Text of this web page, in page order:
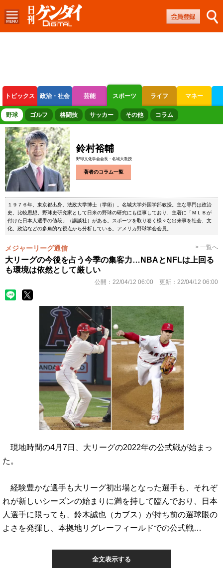
トピックス 政治・社会 芸能 スポーツ ライフ マネー
ボートレース 競輪 オートレース
野球 ゴルフ 格闘技 サッカー その他 コラム
鈴村裕輔
野球文化学会会長・名城大教授
著者のコラム一覧
１９７６年、東京都出身。法政大学博士（学術）。名城大学外国学部教授。主な専門は政治
史、比較思想。野球史研究家として日米の野球の研究にも従事しており、主著に「ＭＬＢが
付けた日本人選手の値段」（講談社）がある。スポーツを取り巻く様々な出来事を社会、文
化、政治などの多角的な視点から分析している。アメリカ野球学会会員。
メジャーリーグ通信 > 一覧へ
大リーグの今後を占う今季の集客力…NBAとNFLは上回る
も環境は依然として厳しい
公開： 22/04/12 06:00 更新： 22/04/12 06:00
現地時間の4月7日、大リーグの2022年の公式戦が始まっ
た。
経験豊かな選手も大リーグ初出場となった選手も、それぞ
れが新しいシーズンの始まりに満を持して臨んでおり、日本
人選手に限っても、鈴木誠也（カブス）が持ち前の選球眼の
よさを発揮し、本拠地リグレーフィールドでの公式戦…
全文表示する